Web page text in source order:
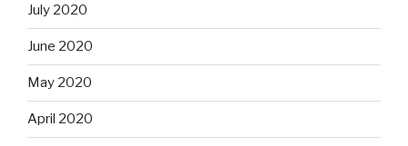
July 2020
June 2020
May 2020
April 2020